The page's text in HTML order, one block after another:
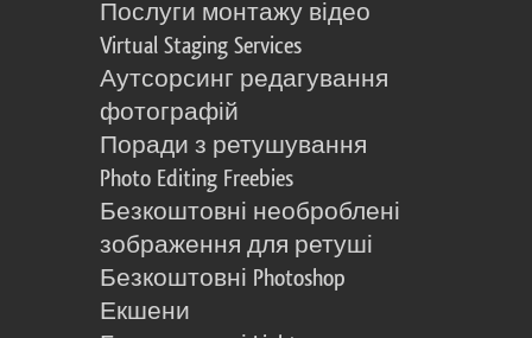
Послуги монтажу відео
Virtual Staging Services
Аутсорсинг редагування
фотографій
Поради з ретушування
Photo Editing Freebies
Безкоштовні необроблені
зображення для ретуші
Безкоштовні Photoshop
Екшени